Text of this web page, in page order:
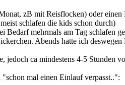
zB mit Reisflocken) oder
schlafen die kids schon durch)
mehrmals am Tag schlafen
Abends hatte ich
ca mindestens 4-5 Stunden
mal einen Einlauf verpasst..":